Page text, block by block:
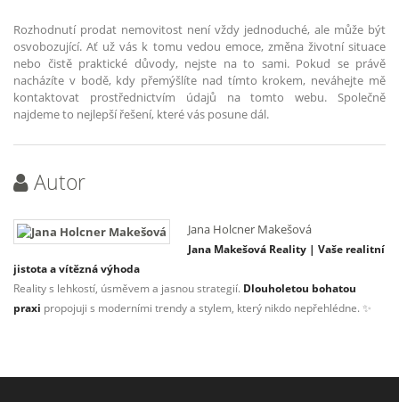
Rozhodnutí prodat nemovitost není vždy jednoduché, ale může být
osvobozující. Ať už vás k tomu vedou emoce, změna životní situace
nebo čistě praktické důvody, nejste na to sami. Pokud se právě
nacházíte v bodě, kdy přemýšlíte nad tímto krokem, neváhejte mě
kontaktovat prostřednictvím údajů na tomto webu. Společně
najdeme to nejlepší řešení, které vás posune dál.
Autor
Jana Holcner Makešová
Jana Makešová Reality | Vaše realitní
jistota a vítězná výhoda
Reality s lehkostí, úsměvem a jasnou strategií. Dlouholetou bohatou
praxi propojuji s moderními trendy a stylem, který nikdo nepřehlédne. ✨